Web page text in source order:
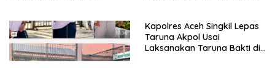
Nyawa Tidak
Kapolres Aceh Singkil Lepas
Taruna Akpol Usai
Laksanakan Taruna Bakti di